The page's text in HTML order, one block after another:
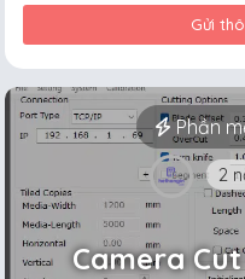
Gửi
Phần
2
Camera Cut